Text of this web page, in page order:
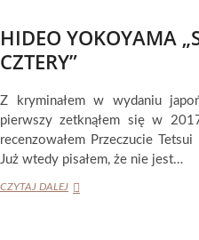
HIDEO YOKOYAMA
CZTERY”
Z kryminałem w wydaniu
pierwszy zetknąłem się w
recenzowałem Przeczucie
Już wtedy pisałem, że nie jest…
CZYTAJ DALEJHIDEO